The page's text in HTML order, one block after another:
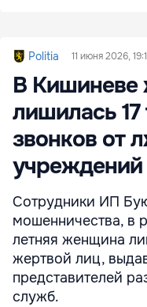
Politia 11 июня 2026,
В
лишилась
звонков от
учреждений
Сотрудники ИП
мошенничества, в
летняя женщина
жертвой лиц,
представителей
служб.